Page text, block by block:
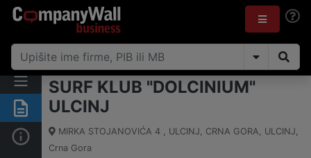
Sažetak
Osnovni podaci
SURF KLUB "DOLCINIUM"
ULCINJ
MIRKA STOJANOVIĆA 4 , ULCINJ, CRNA GORA, ULCINJ,
Crna Gora